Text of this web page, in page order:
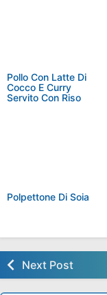
Pollo Con Latte Di
Cocco E Curry
Servito Con Riso
Polpettone Di Soia
Next Post